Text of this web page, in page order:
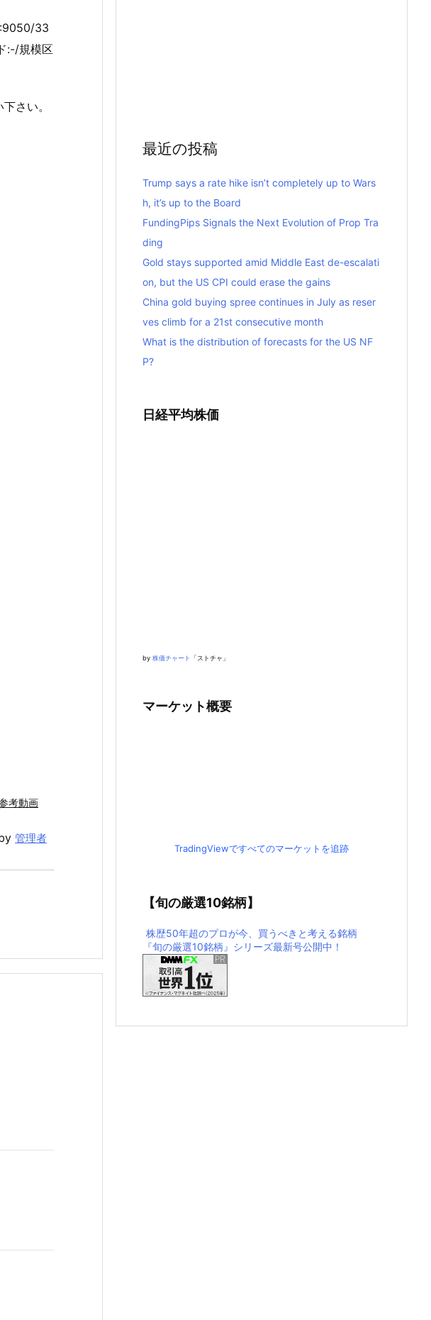
33
:-/規模区
さい。
考動画
管理者
最近の投稿
Trump says a rate hike isn’t completely up to Wars
h, it’s up to the Board
FundingPips Signals the Next Evolution of Prop Tra
ding
Gold stays supported amid Middle East de-escalati
on, but the US CPI could erase the gains
China gold buying spree continues in July as reser
ves climb for a 21st consecutive month
What is the distribution of forecasts for the US NF
P?
日経平均株価
by 株価チャート 「ストチャ」
マーケット概要
TradingViewですべてのマーケットを追跡
【旬の厳選10銘柄】
株歴50年超のプロが今、買うべきと考える銘柄
『旬の厳選10銘柄』シリーズ最新号公開中！